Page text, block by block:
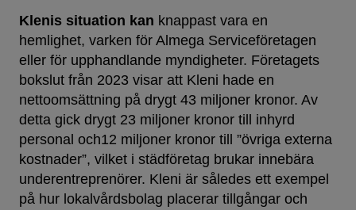
Klenis situation kan knappast vara en
hemlighet, varken för Almega Serviceföretagen
eller för upphandlande myndigheter. Företagets
bokslut från 2023 visar att Kleni hade en
nettoomsättning på drygt 43 miljoner kronor. Av
detta gick drygt 23 miljoner kronor till inhyrd
personal och12 miljoner kronor till ”övriga externa
kostnader”, vilket i städföretag brukar innebära
underentreprenörer. Kleni är således ett exempel
på hur lokalvårdsbolag placerar tillgångar och